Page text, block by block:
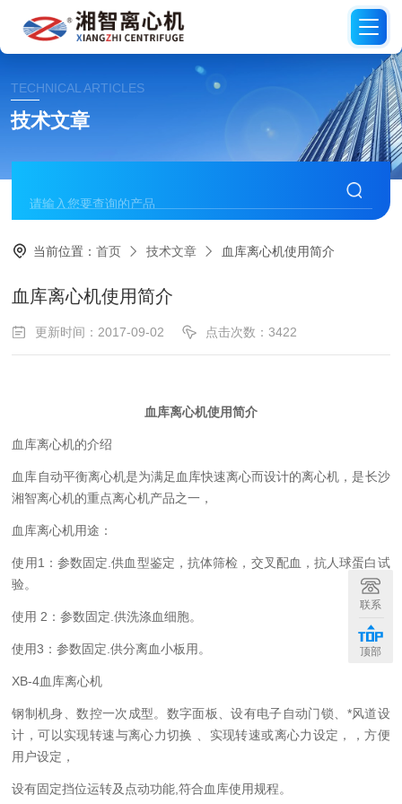
TECHNICAL ARTICLES
技术文章
当前位置：首页 技术文章 血库离心机使用简介
血库离心机使用简介
更新时间：2017-09-02 点击次数：3422
血库离心机使用简介
血库离心机的介绍
血库自动平衡离心机是为满足血库快速离心而设计的离心机，是长沙
湘智离心机的重点离心机产品之一，
血库离心机用途：
使用1：参数固定.供血型鉴定，抗体筛检，交叉配血，抗人球蛋白试
验。
使用 2：参数固定.供洗涤血细胞。
使用3：参数固定.供分离血小板用。
XB-4血库离心机
钢制机身、数控一次成型。数字面板、设有电子自动门锁、*风道设
计，可以实现转速与离心力切换 、实现转速或离心力设定，，方便
用户设定，
设有固定挡位运转及点动功能,符合血库使用规程。
联系
顶部